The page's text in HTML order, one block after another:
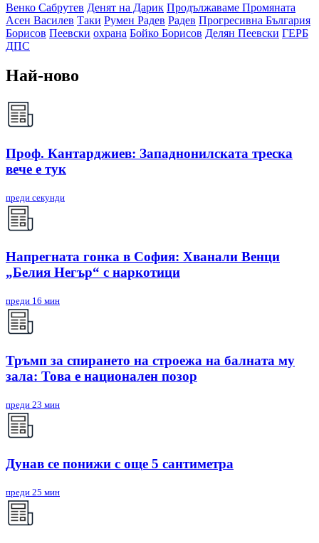
Венко Сабрутев Денят на Дарик Продължаваме Промяната
Асен Василев Таки Румен Радев Радев Прогресивна България
Борисов Пеевски охрана Бойко Борисов Делян Пеевски ГЕРБ
ДПС
Най-ново
Проф. Кантарджиев: Западнонилската треска
вече е тук
преди секунди
Напрегната гонка в София: Хванали Венци
„Белия Негър“ с наркотици
преди 16 мин
Тръмп за спирането на строежа на балната му
зала: Това е национален позор
преди 23 мин
Дунав се понижи с още 5 сантиметра
преди 25 мин